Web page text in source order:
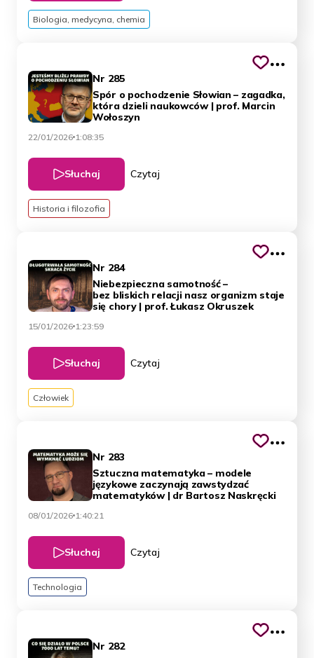
Biologia, medycyna, chemia
Nr 285
Spór o pochodzenie Słowian – zagadka,
która dzieli naukowców | prof. Marcin
Wołoszyn
22/01/2026 1:08:35
Słuchaj Czytaj
Historia i filozofia
Nr 284
Niebezpieczna samotność –
bez bliskich relacji nasz organizm staje
się chory | prof. Łukasz Okruszek
15/01/2026 1:23:59
Słuchaj Czytaj
Człowiek
Nr 283
Sztuczna matematyka – modele
językowe zaczynają zawstydzać
matematyków | dr Bartosz Naskręcki
08/01/2026 1:40:21
Słuchaj Czytaj
Technologia
Nr 282